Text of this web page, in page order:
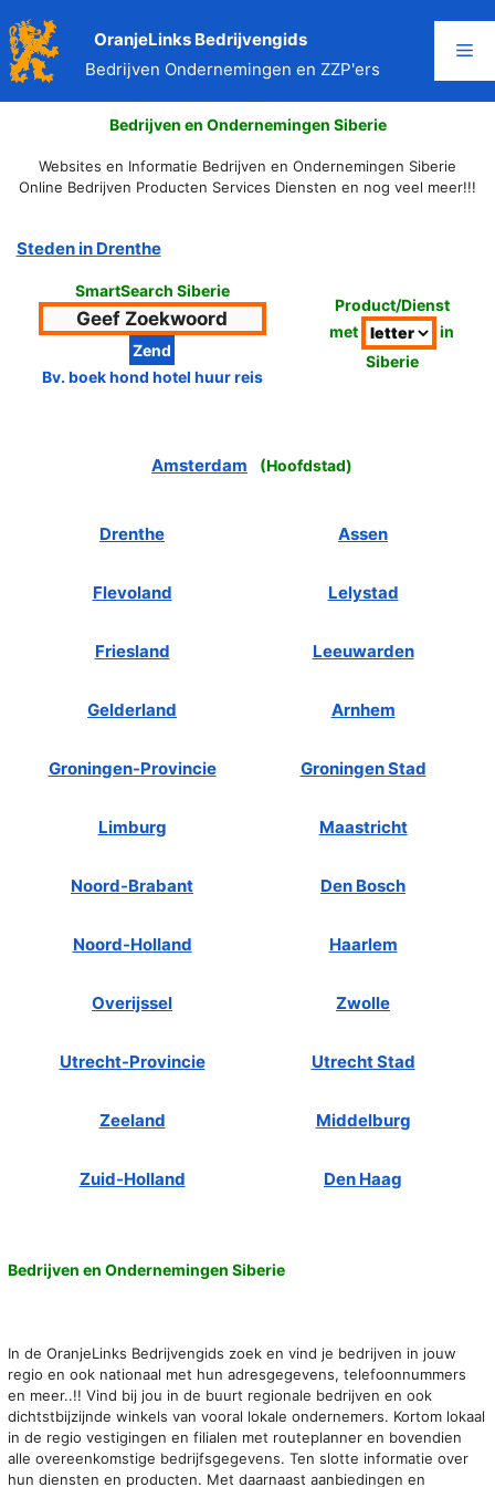
naar
de
inhoud
OranjeLinks Bedrijvengids
Bedrijven Ondernemingen en ZZP'ers
Bedrijven en Ondernemingen Siberie
Websites en Informatie Bedrijven en Ondernemingen Siberie
Online Bedrijven Producten Services Diensten en nog veel meer!!!
Steden in Drenthe
SmartSearch Siberie
Bv. boek hond hotel huur reis
Product/Dienst
met
in
Siberie
Amsterdam (Hoofdstad)
Drenthe Assen
Flevoland Lelystad
Friesland Leeuwarden
Gelderland Arnhem
Groningen-Provincie Groningen Stad
Limburg Maastricht
Noord-Brabant Den Bosch
Noord-Holland Haarlem
Overijssel Zwolle
Utrecht-Provincie Utrecht Stad
Zeeland Middelburg
Zuid-Holland Den Haag
Bedrijven en Ondernemingen Siberie
In de OranjeLinks Bedrijvengids zoek en vind je bedrijven in jouw
regio en ook nationaal met hun adresgegevens, telefoonnummers
en meer..!! Vind bij jou in de buurt regionale bedrijven en ook
dichtstbijzijnde winkels van vooral lokale ondernemers. Kortom lokaal
in de regio vestigingen en filialen met routeplanner en bovendien
alle overeenkomstige bedrijfsgegevens. Ten slotte informatie over
hun diensten en producten. Met daarnaast aanbiedingen en